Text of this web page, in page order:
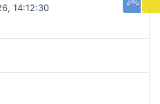
14:12:30